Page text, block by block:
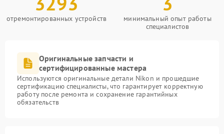
отремонтированных устройств
минимальный опыт работы
специалистов
Оригинальные запчасти и
сертифицированные мастера
Используются оригинальные детали Nikon и прошедшие
сертификацию специалисты, что гарантирует корректную
работу после ремонта и сохранение гарантийных
обязательств